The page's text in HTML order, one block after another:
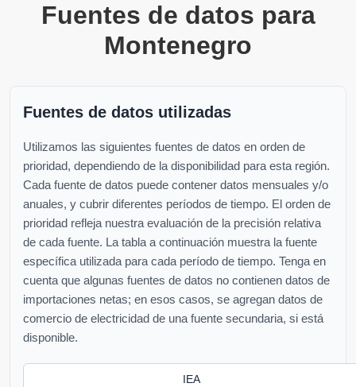
Fuentes de datos para
Montenegro
Fuentes de datos utilizadas
Utilizamos las siguientes fuentes de datos en orden de
prioridad, dependiendo de la disponibilidad para esta región.
Cada fuente de datos puede contener datos mensuales y/o
anuales, y cubrir diferentes períodos de tiempo. El orden de
prioridad refleja nuestra evaluación de la precisión relativa
de cada fuente. La tabla a continuación muestra la fuente
específica utilizada para cada período de tiempo. Tenga en
cuenta que algunas fuentes de datos no contienen datos de
importaciones netas; en esos casos, se agregan datos de
comercio de electricidad de una fuente secundaria, si está
disponible.
IEA